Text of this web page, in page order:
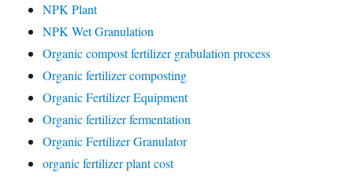
NPK Plant
NPK Wet Granulation
Organic compost fertilizer grabulation process
Organic fertilizer composting
Organic Fertilizer Equipment
Organic fertilizer fermentation
Organic Fertilizer Granulator
organic fertilizer plant cost